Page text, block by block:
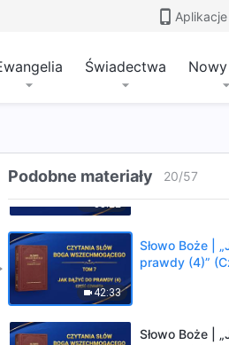
Świadectwa
Podobne materiały 20/57
pierwsza)
Słowo Boże |
prawdy (4)”
35:22
Słowo Boże |
prawdy (4)”
42:33
Słowo Boże |
prawdy (4)”
Słowo Boże |